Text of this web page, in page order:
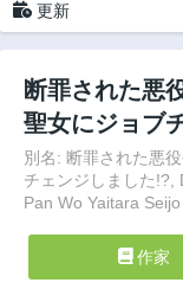
更新
断罪された悪
聖女にジョブ
別名: 断罪された悪
チェンジしました!?,
Pan Wo Yaitara
作家